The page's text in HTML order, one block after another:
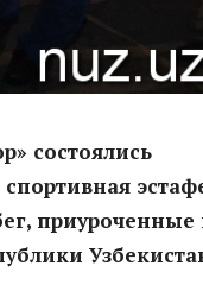
состоялись
приуроченные